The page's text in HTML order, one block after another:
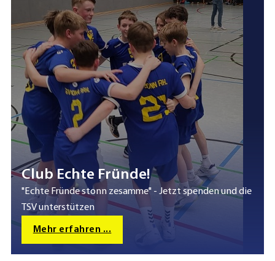
Club Echte Fründe!
"Echte Fründe stonn zesamme" - Jetzt spenden und die
TSV unterstützen
Mehr erfahren ...